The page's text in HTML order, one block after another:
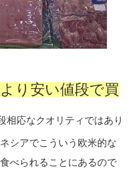
り安い値段で買
相応なクオリティではあり
シアでこういう欧米的な
べられることにあるので